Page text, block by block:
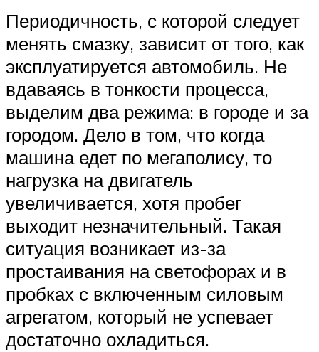
Периодичность, с которой следует
менять смазку, зависит от того, как
эксплуатируется автомобиль. Не
вдаваясь в тонкости процесса,
выделим два режима: в городе и за
городом. Дело в том, что когда
машина едет по мегаполису, то
нагрузка на двигатель
увеличивается, хотя пробег
выходит незначительный. Такая
ситуация возникает из-за
простаивания на светофорах и в
пробках с включенным силовым
агрегатом, который не успевает
достаточно охладиться.